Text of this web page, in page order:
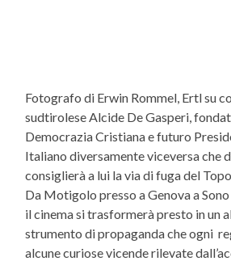
Fotografo di Erwin Rommel, Ertl su
sudtirolese Alcide De Gasperi,
Democrazia Cristiana e futuro
Italiano diversamente viceversa che
consiglierà a lui la via di fuga del
Da Motigolo presso a Genova a
il cinema si trasformerà presto in un
strumento di propaganda che ogni
alcune curiose vicende rilevate